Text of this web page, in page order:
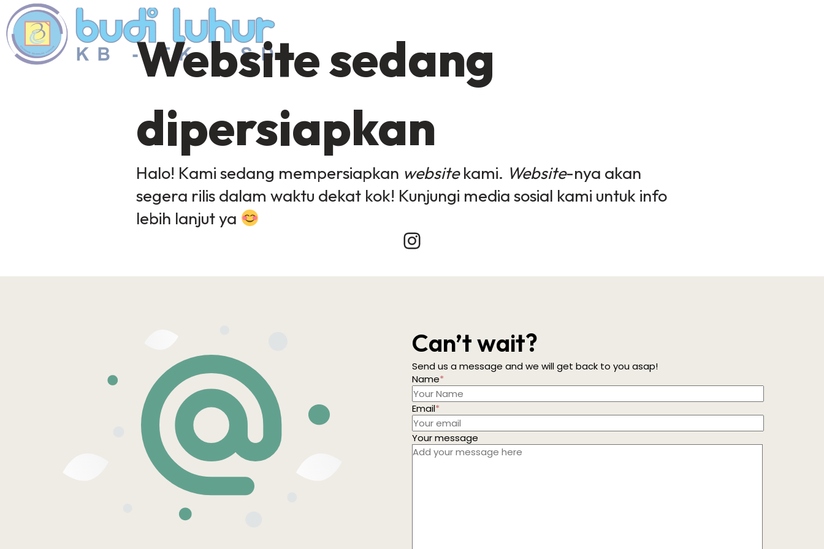
Website sedang
dipersiapkan
Halo! Kami sedang mempersiapkan websitekami. Website-nya akan
segera rilis dalam waktu dekat kok! Kunjungi media sosial kami untuk info
lebih lanjut ya
Instagram
Can’t wait?
Send us a message and we will get back to you asap!
Name*
Email*
Your message